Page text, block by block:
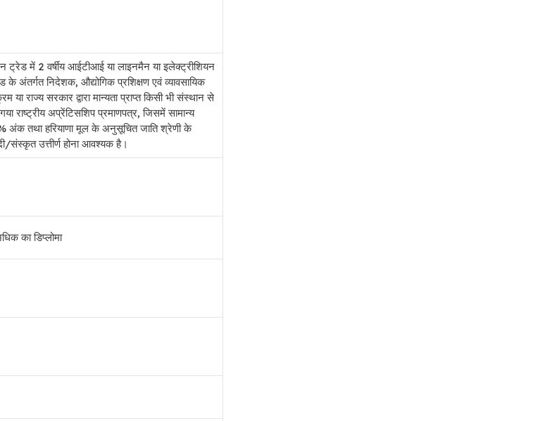
ट्रेड में 2 वर्षीय आईटीआई या लाइनमैन या इलेक्ट्रीशियन
अंतर्गत निदेशक, औद्योगिक प्रशिक्षण एवं व्यावसायिक
या राज्य सरकार द्वारा मान्यता प्राप्त किसी भी संस्थान से
राष्ट्रीय अप्रेंटिसशिप प्रमाणपत्र, जिसमें सामान्य
अंक तथा हरियाणा मूल के अनुसूचित जाति श्रेणी के
संस्कृत उत्तीर्ण होना आवश्यक है।
का डिप्लोमा